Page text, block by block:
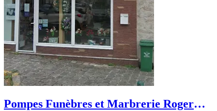
Pompes Funèbres et Marbrerie Roger